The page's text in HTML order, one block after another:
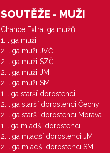
SOUTĚŽE - MUŽI
Chance Extraliga mužů
1. liga muži
2. liga muži JVČ
2. liga muži SZČ
2. liga muži JM
2. liga muži SM
1. liga starší dorostenci
2. liga starší dorostenci Čechy
2. liga starší dorostenci Morava
1. liga mladší dorostenci
2. liga mladší dorostenci JM
2. liga mladší dorostenci SM